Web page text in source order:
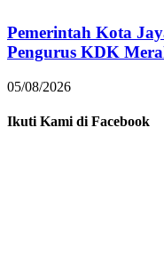
Pemerintah Kota
Pengurus KDK
05/08/2026
Ikuti Kami di Facebook